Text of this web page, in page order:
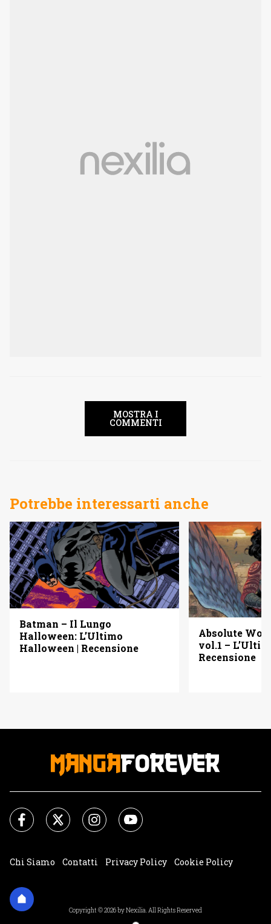
MOSTRA I
COMMENTI
Potrebbe interessarti anche
Batman – Il Lungo
Halloween: L’Ultimo
Halloween | Recensione
Absolute
vol.1 –
Recensione
Chi Siamo Contatti Privacy Policy
Cookie Policy
Copyright © 2026 by Nexilia. All Rights Reserved